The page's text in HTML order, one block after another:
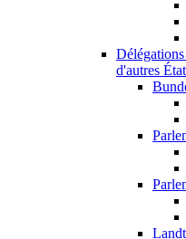
d'autres